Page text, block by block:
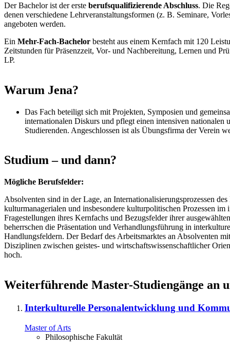
Der Bachelor ist der erste berufsqualifizierende Abschluss. Die
denen verschiedene Lehrveranstaltungsformen (z. B. Seminare,
angeboten werden.
Ein Mehr-Fach-Bachelor besteht aus einem Kernfach mit 120
Zeitstunden für Präsenzzeit, Vor- und Nachbereitung, Lernen und
LP.
Warum Jena?
Das Fach beteiligt sich mit Projekten, Symposien und
internationalen Diskurs und pflegt einen intensiven nationalen
Studierenden. Angeschlossen ist als Übungsfirma der Verein
Studium – und dann?
Mögliche Berufsfelder:
Absolventen sind in der Lage, an Internationalisierungsprozessen
kulturmanagerialen und insbesondere kulturpolitischen Prozessen
Fragestellungen ihres Kernfachs und Bezugsfelder ihrer
beherrschen die Präsentation und Verhandlungsführung in
Handlungsfeldern. Der Bedarf des Arbeitsmarktes an Absolventen
Disziplinen zwischen geistes- und wirtschaftswissenschaftlicher
hoch.
Weiterführende Master-Studiengänge an
Interkulturelle Personalentwicklung und
Master of Arts
Philosophische Fakultät